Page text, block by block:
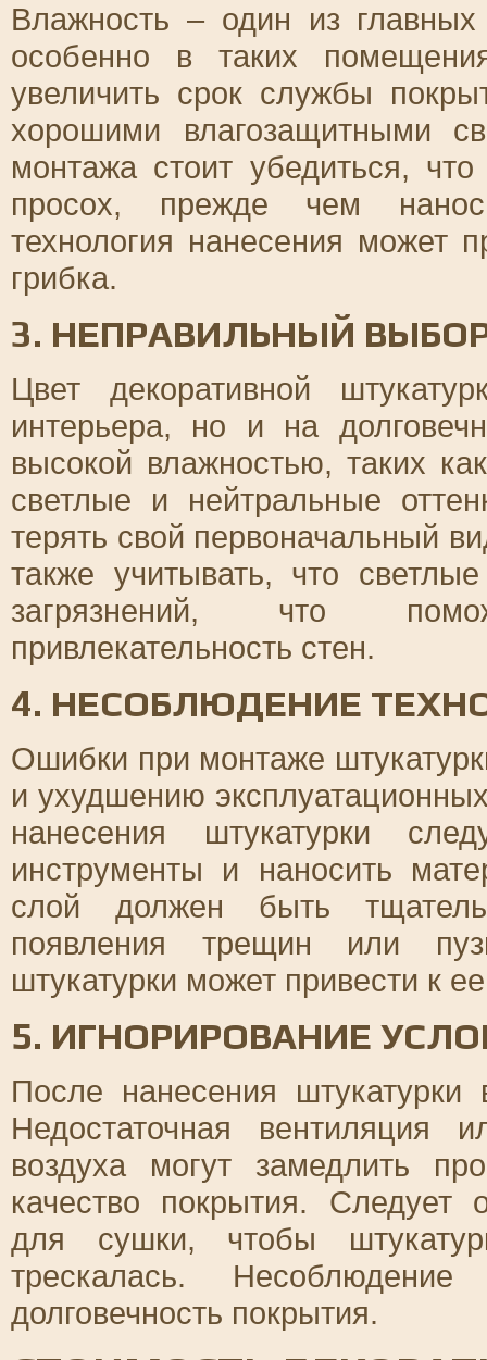
Влажность – один из главных
особенно в таких
увеличить срок службы
хорошими влагозащитными
монтажа стоит убедиться,
просох, прежде чем
технология нанесения может
грибка.
3. НЕПРАВИЛЬНЫЙ
Цвет декоративной
интерьера, но и на
высокой влажностью, таких
светлые и нейтральные
терять свой первоначальный
также учитывать, что
загрязнений, что
привлекательность стен.
4. НЕСОБЛЮДЕНИЕ
Ошибки при монтаже
и ухудшению
нанесения штукатурки
инструменты и наносить
слой должен быть
появления трещин или
штукатурки может привести к
5. ИГНОРИРОВАНИЕ
После нанесения
Недостаточная вентиляция
воздуха могут замедлить
качество покрытия. Следует
для сушки, чтобы
трескалась.
долговечность покрытия.